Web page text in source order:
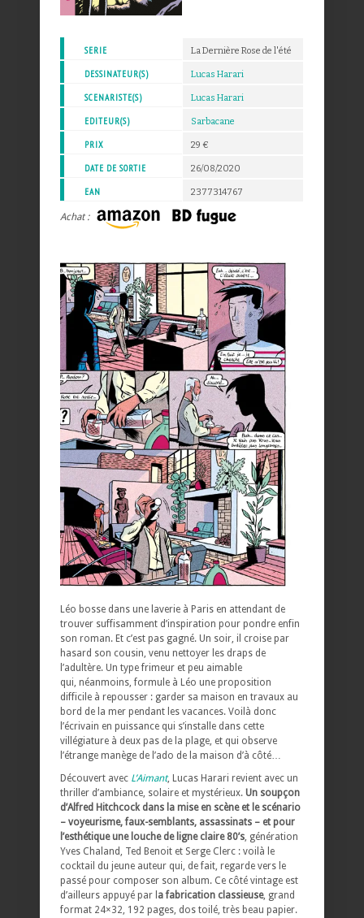
SERIE La Dernière Rose de l'été
DESSINATEUR(S) Lucas Harari
SCENARISTE(S) Lucas Harari
EDITEUR(S) Sarbacane
PRIX 29 €
DATE DE SORTIE 26/08/2020
EAN 2377314767
Achat :
Léo bosse dans une laverie à Paris en attendant de
trouver suffisamment d’inspiration pour pondre enfin
son roman. Et c’est pas gagné. Un soir, il croise par
hasard son cousin, venu nettoyer les draps de
l’adultère. Un type frimeur et peu aimable
qui, néanmoins, formule à Léo une proposition
difficile à repousser : garder sa maison en travaux au
bord de la mer pendant les vacances. Voilà donc
l’écrivain en puissance qui s’installe dans cette
villégiature à deux pas de la plage, et qui observe
l’étrange manège de l’ado de la maison d’à côté…
Découvert avec L’Aimant, Lucas Harari revient avec un
thriller d’ambiance, solaire et mystérieux. Un soupçon
d’Alfred Hitchcock dans la mise en scène et le scénario
– voyeurisme, faux-semblants, assassinats – et pour
l’esthétique une louche de ligne claire 80’s, génération
Yves Chaland, Ted Benoit et Serge Clerc : voilà le
cocktail du jeune auteur qui, de fait, regarde vers le
passé pour composer son album. Ce côté vintage est
d’ailleurs appuyé par l a fabrication classieuse, grand
format 24×32, 192 pages, dos toilé, très beau papier.